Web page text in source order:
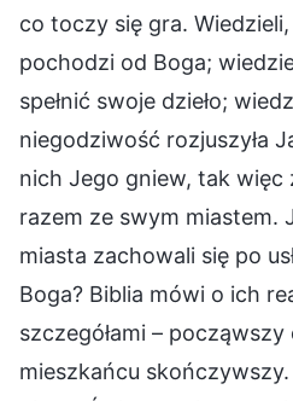
co toczy się gra.
pochodzi od Boga;
spełnić swoje dzieło;
niegodziwość rozjuszyła
nich Jego gniew, tak więc
razem ze swym miastem.
miasta zachowali się po
Boga? Biblia mówi o ich
szczegółami –
mieszkańcu